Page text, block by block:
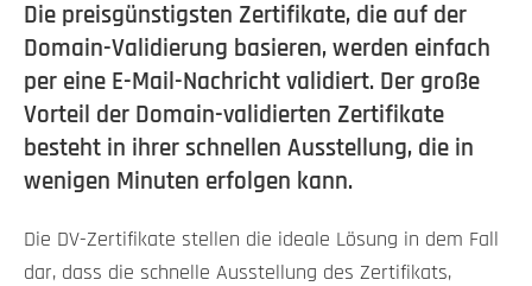
Die preisgünstigsten Zertifikate, die auf der
Domain-Validierung basieren, werden einfach
per eine E-Mail-Nachricht validiert. Der große
Vorteil der Domain-validierten Zertifikate
besteht in ihrer schnellen Ausstellung, die in
wenigen Minuten erfolgen kann.
Die DV-Zertifikate stellen die ideale Lösung in dem Fall
dar, dass die schnelle Ausstellung des Zertifikats,